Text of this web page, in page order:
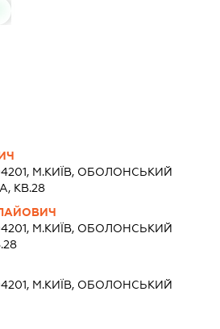
М.КИЇВ, ОБОЛОНСЬКИЙ
КВ.28
М.КИЇВ, ОБОЛОНСЬКИЙ
М.КИЇВ, ОБОЛОНСЬКИЙ